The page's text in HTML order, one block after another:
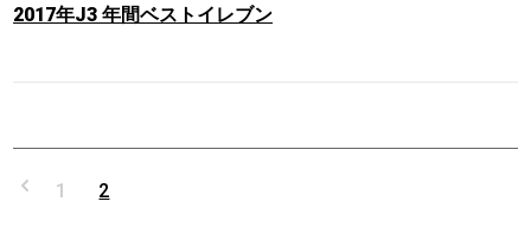
2017年J3 年間ベストイレブン
1 2